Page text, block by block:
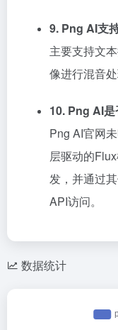
9. Png AI支
主要支持文
像进行混音
10. Png AI
Png AI官网
层驱动的
发，并通过
API访问。
数据统计